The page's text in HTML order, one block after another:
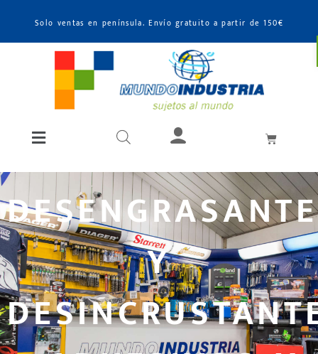
Solo ventas en península. Envío gratuito a partir de 150€
Y